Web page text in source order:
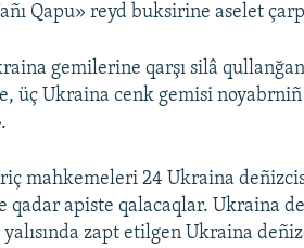
Qapu» reyd buksirine aselet
gemilerine qarşı silâ
üç Ukraina cenk gemisi noyabrniñ
mahkemeleri 24 Ukraina
qadar apiste qalacaqlar. Ukraina
yalısında zapt etilgen Ukraina